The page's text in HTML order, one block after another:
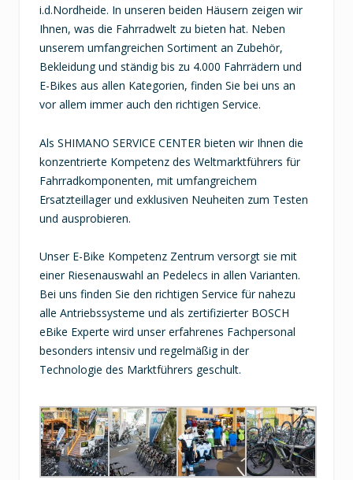
i.d.Nordheide. In unseren beiden Häusern zeigen wir
Ihnen, was die Fahrradwelt zu bieten hat. Neben
unserem umfangreichen Sortiment an Zubehör,
Bekleidung und ständig bis zu 4.000 Fahrrädern und
E-Bikes aus allen Kategorien, finden Sie bei uns an
vor allem immer auch den richtigen Service.
Als SHIMANO SERVICE CENTER bieten wir Ihnen die
konzentrierte Kompetenz des Weltmarktführers für
Fahrradkomponenten, mit umfangreichem
Ersatzteillager und exklusiven Neuheiten zum Testen
und ausprobieren.
Unser E-Bike Kompetenz Zentrum versorgt sie mit
einer Riesenauswahl an Pedelecs in allen Varianten.
Bei uns finden Sie den richtigen Service für nahezu
alle Antriebssysteme und als zertifizierter BOSCH
eBike Experte wird unser erfahrenes Fachpersonal
besonders intensiv und regelmäßig in der
Technologie des Marktführers geschult.